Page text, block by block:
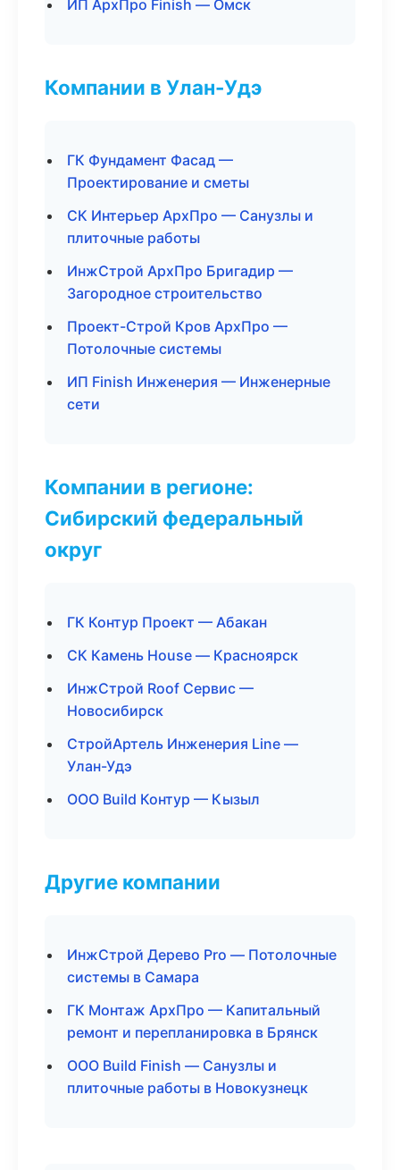
ИП АрхПро Finish — Омск
Компании в Улан-Удэ
ГК Фундамент Фасад —
Проектирование и сметы
СК Интерьер АрхПро — Санузлы и
плиточные работы
ИнжСтрой АрхПро Бригадир —
Загородное строительство
Проект-Строй Кров АрхПро —
Потолочные системы
ИП Finish Инженерия — Инженерные
сети
Компании в регионе:
Сибирский федеральный
округ
ГК Контур Проект — Абакан
СК Камень House — Красноярск
ИнжСтрой Roof Сервис —
Новосибирск
СтройАртель Инженерия Line —
Улан-Удэ
ООО Build Контур — Кызыл
Другие компании
ИнжСтрой Дерево Pro — Потолочные
системы в Самара
ГК Монтаж АрхПро — Капитальный
ремонт и перепланировка в Брянск
ООО Build Finish — Санузлы и
плиточные работы в Новокузнецк